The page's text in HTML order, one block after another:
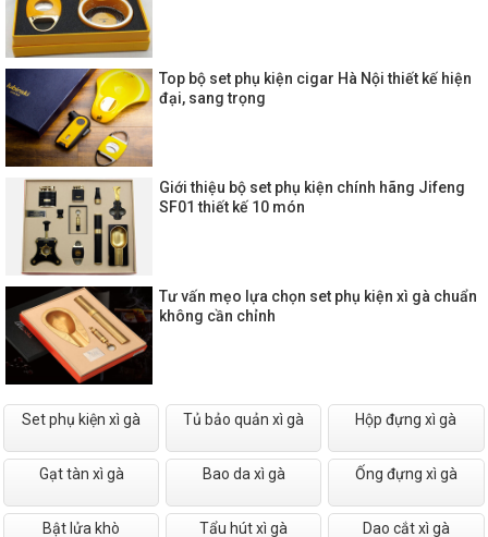
Top bộ set phụ kiện cigar Hà Nội thiết kế hiện
đại, sang trọng
Giới thiệu bộ set phụ kiện chính hãng Jifeng
SF01 thiết kế 10 món
Tư vấn mẹo lựa chọn set phụ kiện xì gà chuẩn
không cần chỉnh
Set phụ kiện xì gà Tủ bảo quản xì gà Hộp đựng xì gà
Gạt tàn xì gà Bao da xì gà Ống đựng xì gà
Bật lửa khò Tẩu hút xì gà Dao cắt xì gà